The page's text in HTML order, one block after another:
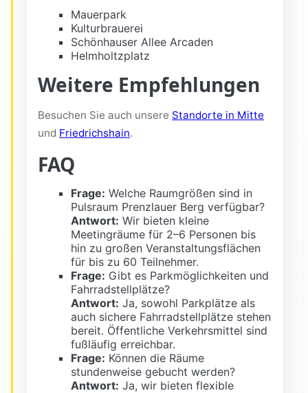
Mauerpark
Kulturbrauerei
Schönhauser Allee Arcaden
Helmholtzplatz
Weitere Empfehlungen
Besuchen Sie auch unsere Standorte in Mitte
und Friedrichshain.
FAQ
Frage: Welche Raumgrößen sind in
Pulsraum Prenzlauer Berg verfügbar?
Antwort: Wir bieten kleine
Meetingräume für 2–6 Personen bis
hin zu großen Veranstaltungsflächen
für bis zu 60 Teilnehmer.
Frage: Gibt es Parkmöglichkeiten und
Fahrradstellplätze?
Antwort: Ja, sowohl Parkplätze als
auch sichere Fahrradstellplätze stehen
bereit. Öffentliche Verkehrsmittel sind
fußläufig erreichbar.
Frage: Können die Räume
stundenweise gebucht werden?
Antwort: Ja, wir bieten flexible